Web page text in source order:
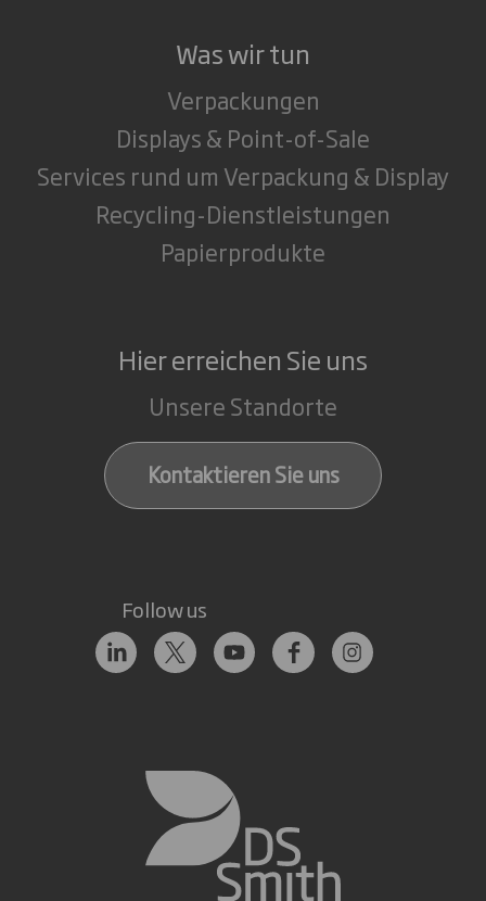
Was wir tun
Verpackungen
Displays & Point-of-Sale
Services rund um Verpackung & Display
Recycling-Dienstleistungen
Papierprodukte
Hier erreichen Sie uns
Unsere Standorte
Kontaktieren Sie uns
Follow us